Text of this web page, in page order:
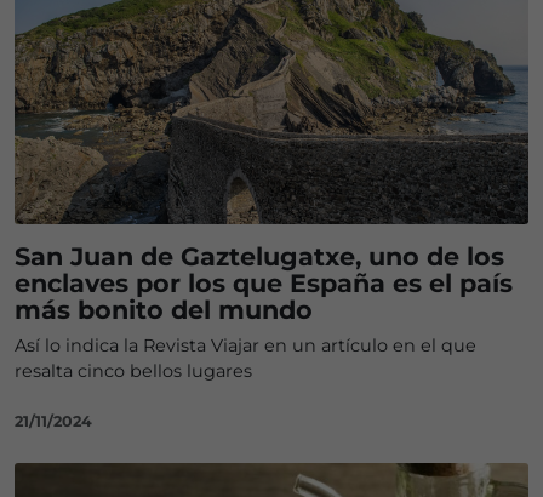
San Juan de Gaztelugatxe, uno de los
enclaves por los que España es el país
más bonito del mundo
Así lo indica la Revista Viajar en un artículo en el que
resalta cinco bellos lugares
21/11/2024